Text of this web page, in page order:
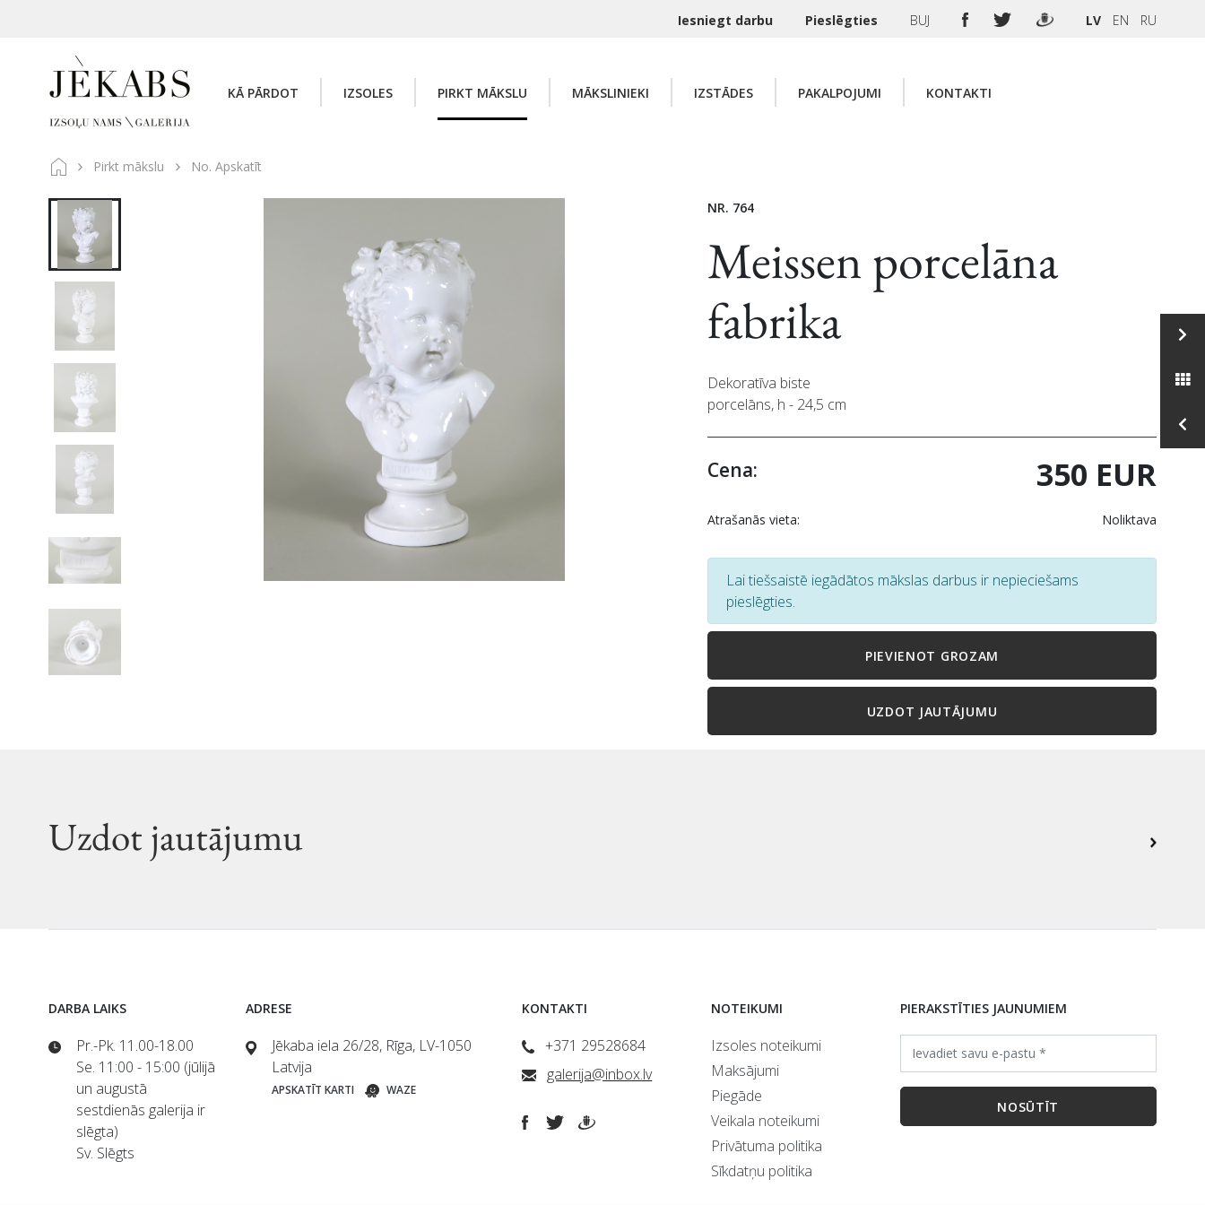
Iesniegt darbu Pieslēgties BUJ LV EN RU
KĀ PĀRDOT IZSOLES PIRKT MĀKSLU MĀKSLINIEKI IZSTĀDES PAKALPOJUMI KONTAKTI
Pirkt mākslu No. Apskatīt
NR. 764
Meissen porcelāna
fabrika
Dekoratīva biste
porcelāns, h - 24,5 cm
Cena: 350 EUR
Atrašanās vieta: Noliktava
Lai tiešsaistē iegādātos mākslas darbus ir nepieciešams
pieslēgties.
PIEVIENOT GROZAM
UZDOT JAUTĀJUMU
Uzdot jautājumu
DARBA LAIKS
Pr.-Pk. 11.00-18.00
Se. 11:00 - 15:00 (jūlijā
un augustā
sestdienās galerija ir
slēgta)
Sv. Slēgts
ADRESE
Jēkaba iela 26/28, Rīga, LV-1050
Latvija
APSKATĪT KARTI WAZE
KONTAKTI
+371 29528684
galerija@inbox.lv
NOTEIKUMI
Izsoles noteikumi
Maksājumi
Piegāde
Veikala noteikumi
Privātuma politika
Sīkdatņu politika
PIERAKSTĪTIES JAUNUMIEM